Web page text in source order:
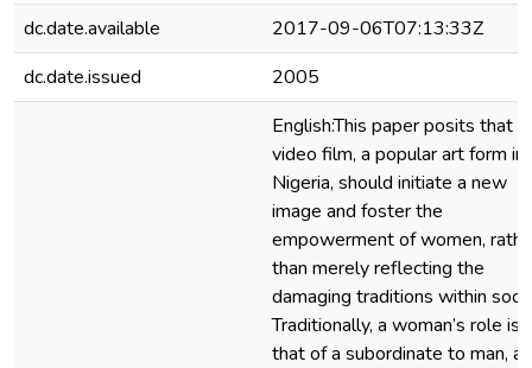
dc.date.available
2017-09-06T07:13:33Z
dc.date.issued
2005
English:This paper posits that
video film, a popular art form in
Nigeria, should initiate a new
image and foster the
empowerment of women,
than merely reflecting the
damaging traditions within
Traditionally, a woman’s role is
that of a subordinate to man,